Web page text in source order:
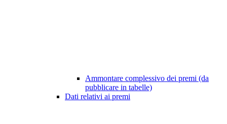
Ammontare complessivo dei premi (da
pubblicare in tabelle)
Dati relativi ai premi